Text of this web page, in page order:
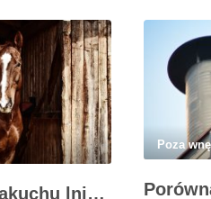
Korzyści z makuchu lnianego dla koni: naturalne źródło zdrowia i energii
Poza